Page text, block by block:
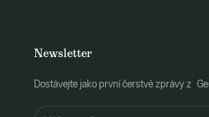
Newsletter
Dostávejte jako první čerstvé zprávy z